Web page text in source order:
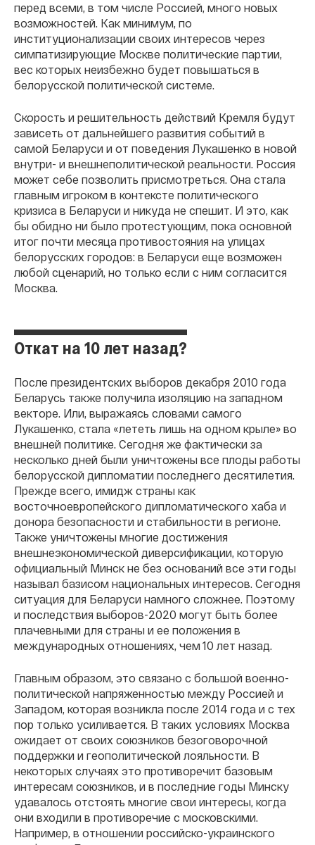
перед всеми, в том числе Россией, много новых
возможностей. Как минимум, по
институционализации своих интересов через
симпатизирующие Москве политические партии,
вес которых неизбежно будет повышаться в
белорусской политической системе.
Скорость и решительность действий Кремля будут
зависеть от дальнейшего развития событий в
самой Беларуси и от поведения Лукашенко в новой
внутри- и внешнеполитической реальности. Россия
может себе позволить присмотреться. Она стала
главным игроком в контексте политического
кризиса в Беларуси и никуда не спешит. И это, как
бы обидно ни было протестующим, пока основной
итог почти месяца противостояния на улицах
белорусских городов: в Беларуси еще возможен
любой сценарий, но только если с ним согласится
Москва.
Откат на 10 лет назад?
После президентских выборов декабря 2010 года
Беларусь также получила изоляцию на западном
векторе. Или, выражаясь словами самого
Лукашенко, стала «лететь лишь на одном крыле» во
внешней политике. Сегодня же фактически за
несколько дней были уничтожены все плоды работы
белорусской дипломатии последнего десятилетия.
Прежде всего, имидж страны как
восточноевропейского дипломатического хаба и
донора безопасности и стабильности в регионе.
Также уничтожены многие достижения
внешнеэкономической диверсификации, которую
официальный Минск не без оснований все эти годы
называл базисом национальных интересов. Сегодня
ситуация для Беларуси намного сложнее. Поэтому
и последствия выборов-2020 могут быть более
плачевными для страны и ее положения в
международных отношениях, чем 10 лет назад.
Главным образом, это связано с большой военно-
политической напряженностью между Россией и
Западом, которая возникла после 2014 года и с тех
пор только усиливается. В таких условиях Москва
ожидает от своих союзников безоговорочной
поддержки и геополитической лояльности. В
некоторых случаях это противоречит базовым
интересам союзников, и в последние годы Минску
удавалось отстоять многие свои интересы, когда
они входили в противоречие с московскими.
Например, в отношении российско-украинского